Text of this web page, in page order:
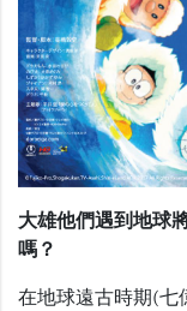
大雄他們遇到地球
嗎？
在地球遠古時期(七